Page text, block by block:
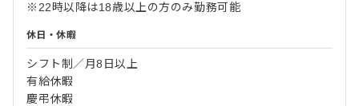
※22時以降は18歳以上の方のみ勤務可能
休日・休暇
シフト制／月8日以上
有給休暇
慶弔休暇